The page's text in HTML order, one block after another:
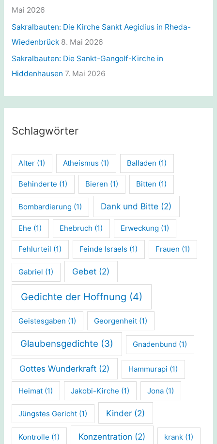
Mai 2026
Sakralbauten: Die Kirche Sankt Aegidius in Rheda-
Wiedenbrück 8. Mai 2026
Sakralbauten: Die Sankt-Gangolf-Kirche in
Hiddenhausen 7. Mai 2026
Schlagwörter
Alter (1) Atheismus (1) Balladen (1)
Behinderte (1) Bieren (1) Bitten (1)
Bombardierung (1) Dank und Bitte (2)
Ehe (1) Ehebruch (1) Erweckung (1)
Fehlurteil (1) Feinde Israels (1) Frauen (1)
Gabriel (1) Gebet (2)
Gedichte der Hoffnung (4)
Geistesgaben (1) Georgenheit (1)
Glaubensgedichte (3) Gnadenbund (1)
Gottes Wunderkraft (2) Hammurapi (1)
Heimat (1) Jakobi-Kirche (1) Jona (1)
Jüngstes Gericht (1) Kinder (2)
Kontrolle (1) Konzentration (2) krank (1)